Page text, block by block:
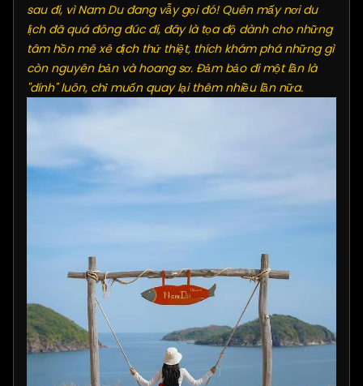
sau đi, vì Nam Du đang vẫy gọi đó! Quên mấy nơi du
lịch đã quá đông đúc đi, đây là tọa độ dành cho những
tâm hồn mê xê dịch thứ thiệt, thích khám phá những gì
còn nguyên bản và hoang sơ. Đảm bảo đi một lần là
"dính" luôn, chỉ muốn quay lại thêm nhiều lần nữa.